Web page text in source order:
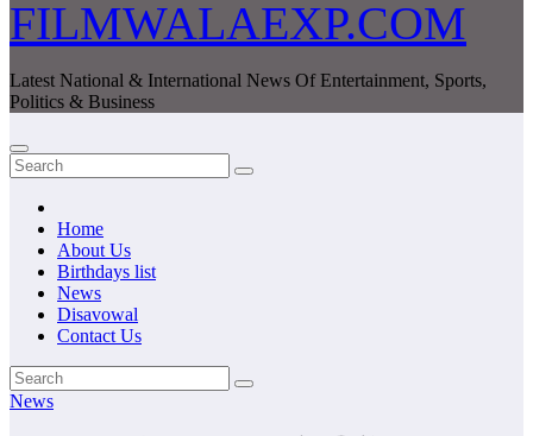
FILMWALAEXP.COM
Latest National & International News Of Entertainment, Sports,
Politics & Business
Home
About Us
Birthdays list
News
Disavowal
Contact Us
News